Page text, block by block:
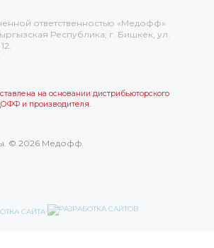
ответственностью «Медофф»
Республика, г. Бишкек, ул.
на основании дистрибьюторского
и производителя.
© 2026 Медофф
САЙТА